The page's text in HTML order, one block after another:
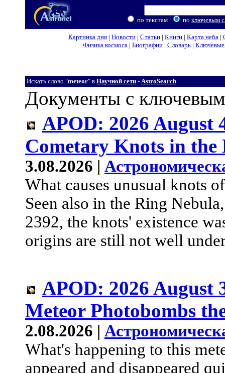
по текстам по ключевым
Картинка дня | Новости | Статьи | Книги | Карта неба |
Физика космоса| Биографии| Словарь| Ключевые
Искать слово "meteor" в Научной сети - AstroSearch
Документы с
APOD: 2026 August
Cometary Knots in the
3.08.2026 |
What causes unusual knots
Seen also in the Ring
2392, the knots' existence
origins are still not well
APOD: 2026 August
Meteor Photobombs
2.08.2026 |
What's happening to this
appeared and disappeared